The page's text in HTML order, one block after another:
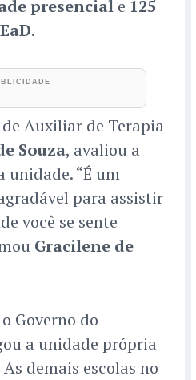
presencial e 125
.
Auxiliar de Terapia
Souza, avaliou a
unidade. “É um
para assistir
você se sente
Gracilene de
Governo do
a unidade própria
As demais escolas no